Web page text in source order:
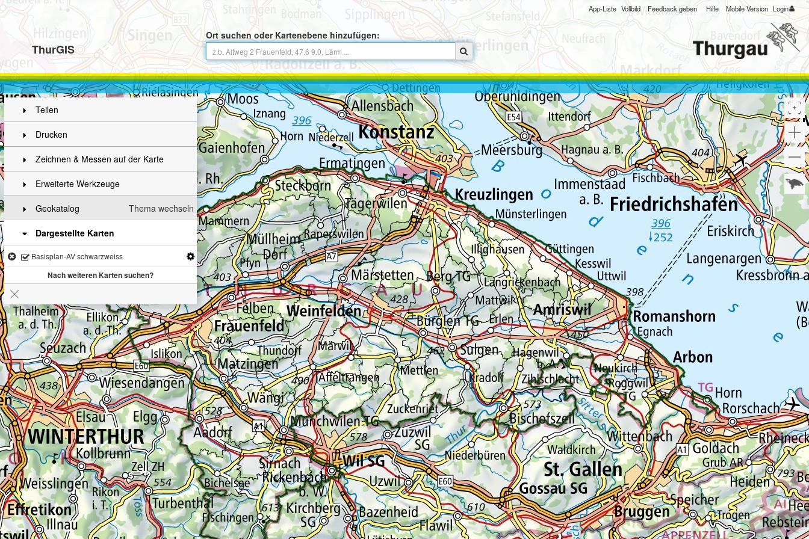
ThurGIS
Ort suchen oder Kartenebene hinzufügen:
App-Liste Vollbild Feedback geben Hilfe Mobile Version Login
Teilen
Drucken
Zeichnen & Messen auf der Karte
Erweiterte Werkzeuge
Thema wechseln
Geokatalog
Dargestellte Karten
Basisplan-AV schwarzweiss
Nach weiteren Karten suchen?